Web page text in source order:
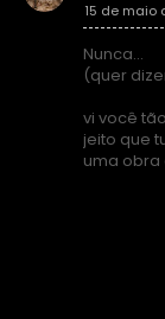
15 de maio
Nunca...
(quer
vi você
jeito que
uma obra